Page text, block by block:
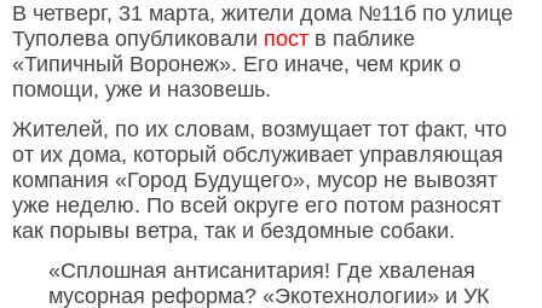
В четверг, 31 марта, жители дома №11б по улице
Туполева опубликовали пост в паблике
«Типичный Воронеж». Его иначе, чем крик о
помощи, уже и назовешь.
Жителей, по их словам, возмущает тот факт, что
от их дома, который обслуживает управляющая
компания «Город Будущего», мусор не вывозят
уже неделю. По всей округе его потом разносят
как порывы ветра, так и бездомные собаки.
«Сплошная антисанитария! Где хваленая
мусорная реформа? «Экотехнологии» и УК